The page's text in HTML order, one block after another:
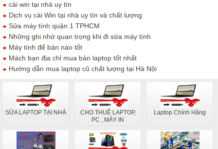
cài win tại nhà uy tín
Dịch vụ cài Win tại nhà uy tín và chất lượng
Sửa máy tính quận 1 TPHCM
Những ghi nhớ quan trọng khi đi sửa máy tính
Máy tính để bàn nào tốt
Mách bạn địa chỉ mua bán laptop tốt nhất
Hướng dẫn mua laptop cũ chất lượng tại Hà Nội
SỬA LAPTOP TẠI NHÀ
CHO THUÊ LAPTOP,
PC , MÁY IN
Laptop Chính Hãng